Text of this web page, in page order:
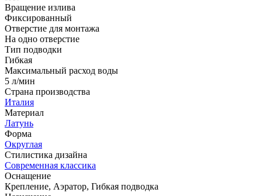
Вращение излива
Фиксированный
Отверстие для монтажа
На одно отверстие
Тип подводки
Гибкая
Максимальный расход воды
5 л/мин
Страна производства
Италия
Материал
Латунь
Форма
Округлая
Стилистика дизайна
Современная классика
Оснащение
Крепление, Аэратор, Гибкая подводка